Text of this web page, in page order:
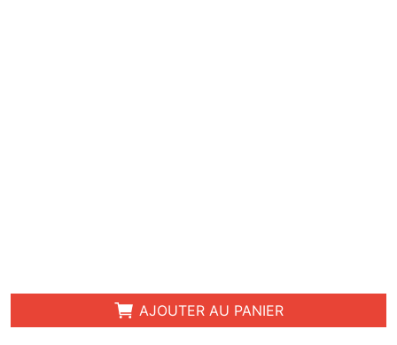
AJOUTER AU PANIER